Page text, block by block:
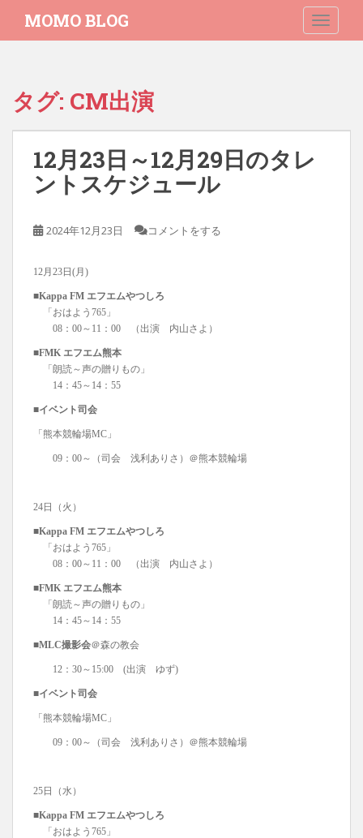
i
MOMO BLOG
タグ: CM出演
12月23日～12月29日のタレ
ントスケジュール
2024年12月23日 コメントをする
12月23日(月)
■Kappa FM エフエムやつしろ
「おはよう765」
08：00～11：00 （出演 内山さよ）
■FMK エフエム熊本
「朗読～声の贈りもの」
14：45～14：55
■イベント司会
「熊本競輪場MC」
09：00～（司会 浅利ありさ）＠熊本競輪場
24日（火）
■Kappa FM エフエムやつしろ
「おはよう765」
08：00～11：00 （出演 内山さよ）
■FMK エフエム熊本
「朗読～声の贈りもの」
14：45～14：55
■MLC撮影会＠森の教会
12：30～15:00 (出演 ゆず)
■イベント司会
「熊本競輪場MC」
09：00～（司会 浅利ありさ）＠熊本競輪場
25日（水）
■Kappa FM エフエムやつしろ
「おはよう765」